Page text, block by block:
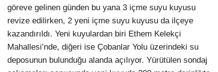
göreve gelinen günden bu yana 3 içme suyu kuyusu
revize edilirken, 2 yeni içme suyu kuyusu da ilçeye
kazandırıldı. Yeni kuyulardan biri Ethem Kelekçi
Mahallesi’nde, diğeri ise Çobanlar Yolu üzerindeki su
deposunun bulunduğu alanda açılıyor. Yürütülen sondaj